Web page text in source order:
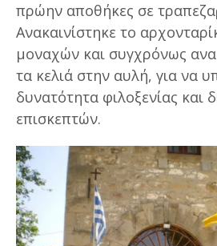
πρώην αποθήκες σε
Ανακαινίστηκε το
μοναχών και συγχρόνως
τα κελιά στην αυλή, για να
δυνατότητα φιλοξενίας και
επισκεπτών.